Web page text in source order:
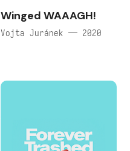
Winged WAAAGH!
Vojta Juránek — 2020